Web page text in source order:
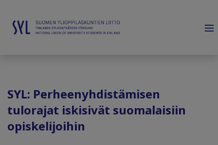
SYL: Perheenyhdistämisen
tulorajat iskisivät suomalaisiin
opiskelijoihin